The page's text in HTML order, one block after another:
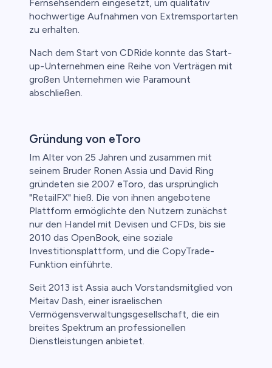
Fernsehsendern eingesetzt, um qualitativ
hochwertige Aufnahmen von Extremsportarten
zu erhalten.
Nach dem Start von CDRide konnte das Start-
up-Unternehmen eine Reihe von Verträgen mit
großen Unternehmen wie Paramount
abschließen.
Gründung von eToro
Im Alter von 25 Jahren und zusammen mit
seinem Bruder Ronen Assia und David Ring
gründeten sie 2007 eToro, das ursprünglich
"RetailFX" hieß. Die von ihnen angebotene
Plattform ermöglichte den Nutzern zunächst
nur den Handel mit Devisen und CFDs, bis sie
2010 das OpenBook, eine soziale
Investitionsplattform, und die CopyTrade-
Funktion einführte.
Seit 2013 ist Assia auch Vorstandsmitglied von
Meitav Dash, einer israelischen
Vermögensverwaltungsgesellschaft, die ein
breites Spektrum an professionellen
Dienstleistungen anbietet.